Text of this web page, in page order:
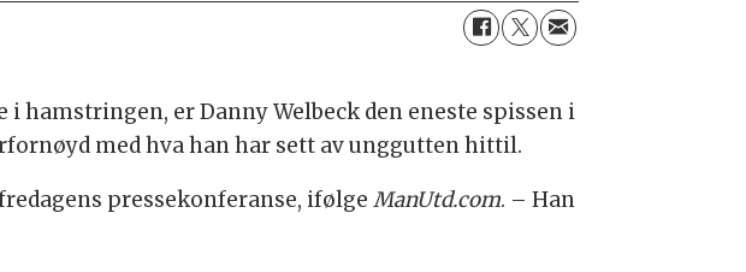
hamstringen, er Danny Welbeck den eneste spissen i
med hva han har sett av unggutten hittil.
pressekonferanse, ifølgeManUtd.com. – Han